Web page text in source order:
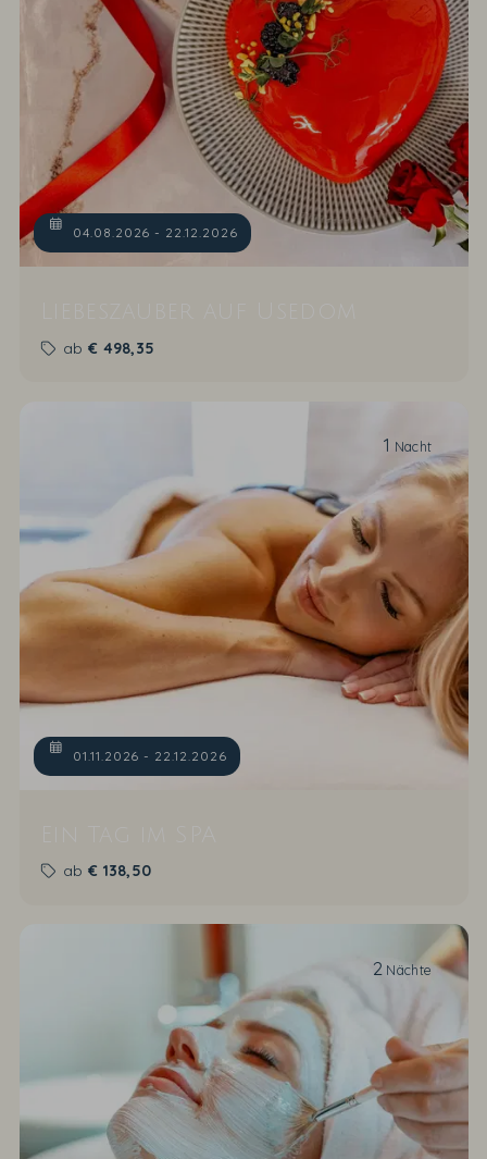
04.08.2026 - 22.12.2026
ab€ 498,35
1 Nacht
01.11.2026 - 22.12.2026
ab€ 138,50
2 Nächte